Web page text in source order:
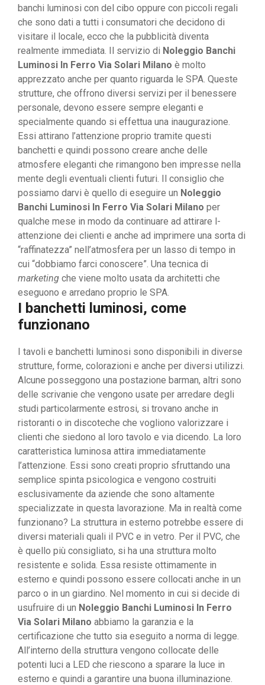
banchi luminosi con del cibo oppure con piccoli regali
che sono dati a tutti i consumatori che decidono di
visitare il locale, ecco che la pubblicità diventa
realmente immediata. Il servizio di Noleggio Banchi
Luminosi In Ferro Via Solari Milano è molto
apprezzato anche per quanto riguarda le SPA. Queste
strutture, che offrono diversi servizi per il benessere
personale, devono essere sempre eleganti e
specialmente quando si effettua una inaugurazione.
Essi attirano l’attenzione proprio tramite questi
banchetti e quindi possono creare anche delle
atmosfere eleganti che rimangono ben impresse nella
mente degli eventuali clienti futuri. Il consiglio che
possiamo darvi è quello di eseguire un Noleggio
Banchi Luminosi In Ferro Via Solari Milano per
qualche mese in modo da continuare ad attirare l-
attenzione dei clienti e anche ad imprimere una sorta di
“raffinatezza” nell’atmosfera per un lasso di tempo in
cui “dobbiamo farci conoscere”. Una tecnica di
marketing che viene molto usata da architetti che
eseguono e arredano proprio le SPA.
I banchetti luminosi, come
funzionano
I tavoli e banchetti luminosi sono disponibili in diverse
strutture, forme, colorazioni e anche per diversi utilizzi.
Alcune posseggono una postazione barman, altri sono
delle scrivanie che vengono usate per arredare degli
studi particolarmente estrosi, si trovano anche in
ristoranti o in discoteche che vogliono valorizzare i
clienti che siedono al loro tavolo e via dicendo. La loro
caratteristica luminosa attira immediatamente
l’attenzione. Essi sono creati proprio sfruttando una
semplice spinta psicologica e vengono costruiti
esclusivamente da aziende che sono altamente
specializzate in questa lavorazione. Ma in realtà come
funzionano? La struttura in esterno potrebbe essere di
diversi materiali quali il PVC e in vetro. Per il PVC, che
è quello più consigliato, si ha una struttura molto
resistente e solida. Essa resiste ottimamente in
esterno e quindi possono essere collocati anche in un
parco o in un giardino. Nel momento in cui si decide di
usufruire di un Noleggio Banchi Luminosi In Ferro
Via Solari Milano abbiamo la garanzia e la
certificazione che tutto sia eseguito a norma di legge.
All’interno della struttura vengono collocate delle
potenti luci a LED che riescono a sparare la luce in
esterno e quindi a garantire una buona illuminazione.